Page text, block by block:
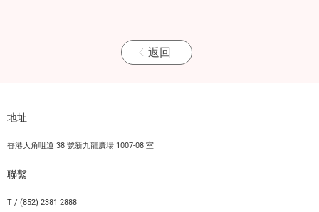
返回
地址
香港大角咀道 38 號新九龍廣場 1007-08 室
聯繫
T / (852) 2381 2888